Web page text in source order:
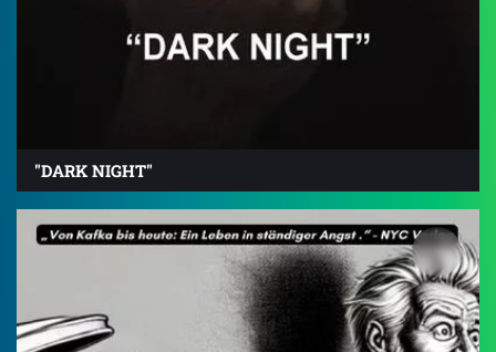
"DARK NIGHT"